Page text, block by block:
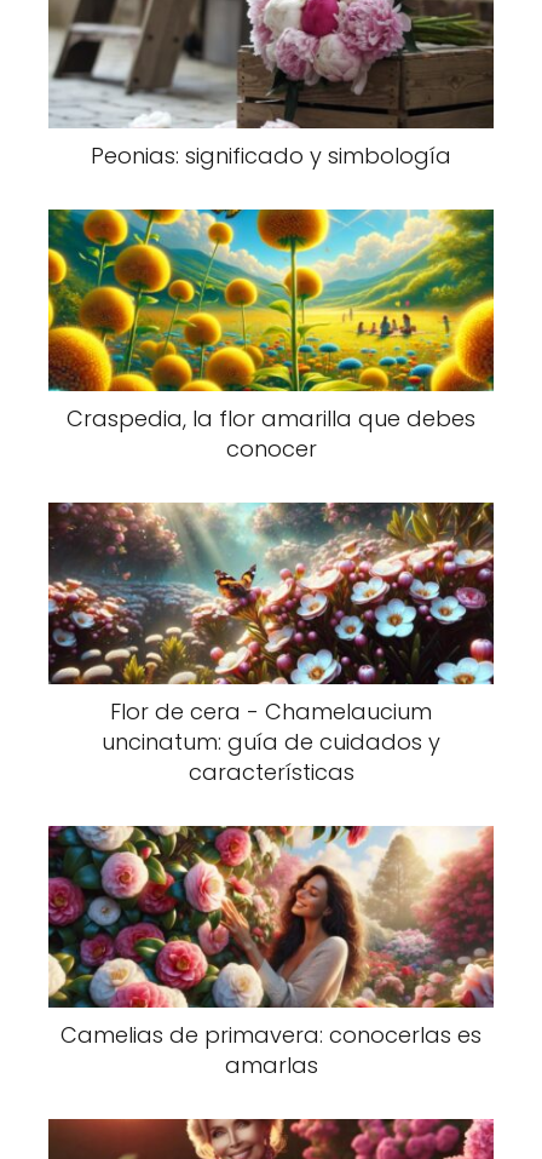
Peonias: significado y simbología
Craspedia, la flor amarilla que debes
conocer
Flor de cera - Chamelaucium
uncinatum: guía de cuidados y
características
Camelias de primavera: conocerlas es
amarlas